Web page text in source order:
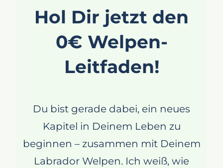
Hol Dir jetzt den
0€ Welpen-
Leitfaden!
Du bist gerade dabei, ein neues
Kapitel in Deinem Leben zu
beginnen – zusammen mit Deinem
Labrador Welpen. Ich weiß, wie